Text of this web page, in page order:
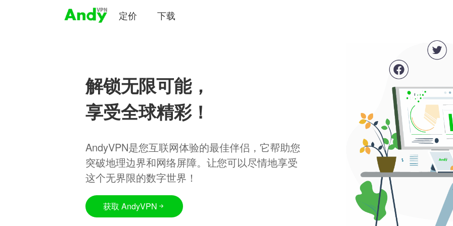
定价 下载
解锁无限可能，
享受全球精彩！
AndyVPN是您互联网体验的最佳伴侣，它帮助您
突破地理边界和网络屏障。让您可以尽情地享受
这个无界限的数字世界！
获取 AndyVPN